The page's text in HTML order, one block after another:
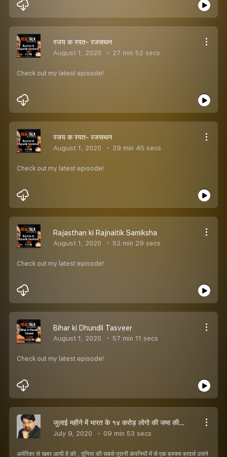
रजय क रयत- रजसथन
August 1, 2020 27 min 52 secs
Check out my latest episode!
रजय क रयत- रजसथन
August 1, 2020 29 min 45 secs
Check out my latest episode!
Rajasthan ki Rajnaitik Samiksha
August 1, 2020 52 min 29 secs
Check out my latest episode!
Bihar ki Dhundli Tasveer
August 1, 2020 57 min 11 secs
Check out my latest episode!
जुलाई महीने में भारत के १४ करोड़ लोगो की जमा की हुई आमदनी समाप्तः हो जाएँगी - संतोष भारतीय
July 9, 2020 09 min 53 secs
अमेरिका से खबर आयी है की , दुनिया की सबसे पुरानी कंपनियों में से एक ब्रुक्स ब्रदर्स उसने